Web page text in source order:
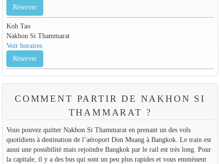
Réserver
Koh Tao
Nakhon Si Thammarat
Voir horaires
Réserver
COMMENT PARTIR DE NAKHON SI
THAMMARAT ?
Vous pouvez quitter Nakhon Si Thammarat en prenant un des vols
quotidiens à destination de l’aéroport Don Muang à Bangkok. Le train est
aussi une possibilité mais rejoindre Bangkok par le rail est très long. Pour
la capitale, il y a des bus qui sont un peu plus rapides et vous emmènent